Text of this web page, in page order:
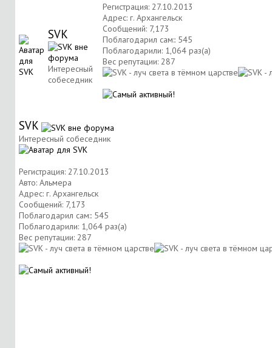
SVK
Интересный
собеседник
Регистрация: 27.10.2013
Адрес: г. Архангельск
Сообщений: 7,173
Поблагодарил сам:: 545
Поблагодарили: 1,064 раз(а)
Вес репутации: 287
SVK
Интересный собеседник
Регистрация: 27.10.2013
Авто: Альмера
Адрес: г. Архангельск
Сообщений: 7,173
Поблагодарил сам:: 545
Поблагодарили: 1,064 раз(а)
Вес репутации: 287